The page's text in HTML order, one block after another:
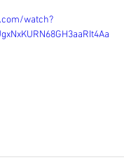
watch?